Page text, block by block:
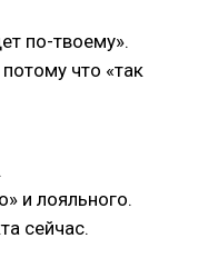
по-твоему».
что «так
и лояльного.
сейчас.